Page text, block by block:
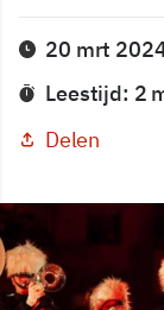
20 mrt
Leestijd: 2
Delen